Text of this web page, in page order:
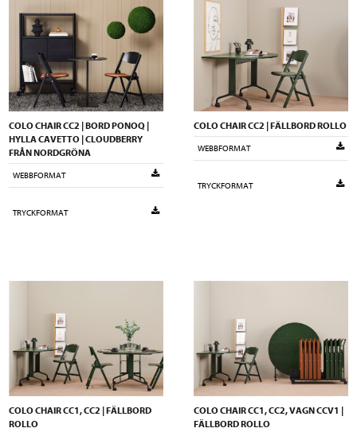
COLO CHAIR CC2 | BORD PONOQ |
HYLLA CAVETTO | CLOUDBERRY
FRÅN NORDGRÖNA
WEBBFORMAT
TRYCKFORMAT
COLO CHAIR CC2 | FÄLLBORD ROLLO
WEBBFORMAT
TRYCKFORMAT
COLO CHAIR CC1, CC2 | FÄLLBORD
ROLLO
COLO CHAIR CC1, CC2, VAGN CCV1 |
FÄLLBORD ROLLO